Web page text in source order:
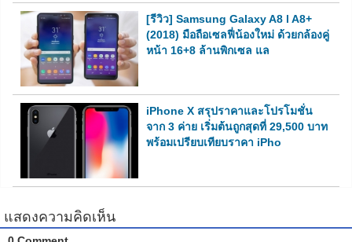
[รีวิว] Samsung Galaxy A8 l A8+
(2018) มือถือเซลฟี่น้องใหม่ ด้วยกล้องคู่
หน้า 16+8 ล้านพิกเซล แล
iPhone X สรุปราคาและโปรโมชั่น
จาก 3 ค่าย เริ่มต้นถูกสุดที่ 29,500 บาท
พร้อมเปรียบเทียบราคา iPho
แสดงความคิดเห็น